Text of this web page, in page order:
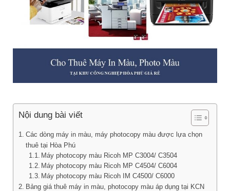
Nội dung bài viết
Các dòng máy in màu, máy photocopy màu được lựa chọn
thuê tại Hòa Phú
Máy photocopy màu Ricoh MP C3004/ C3504
Máy photocopy màu Ricoh MP C4504/ C6004
Máy photocopy màu Ricoh IM C4500/ C6000
Bảng giá thuê máy in màu, photocopy màu áp dụng tại KCN